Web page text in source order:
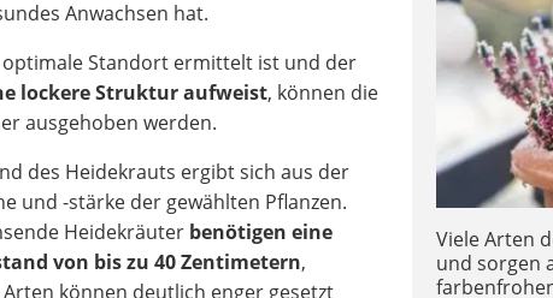
Viele Arten
und sorgen
Anwachsen hat.
Standort ermittelt ist und der
lockere Struktur aufweist, können die
ausgehoben werden.
des Heidekrauts ergibt sich aus der
und -stärke der gewählten Pflanzen.
Heidekräuter benötigen eine
von bis zu 40 Zentimetern,
können deutlich enger gesetzt